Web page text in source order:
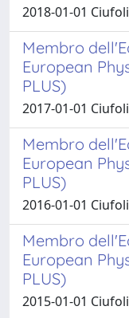
2018-01-01
Membro
European
PLUS)
2017-01-01
Membro
European
PLUS)
2016-01-01
Membro
European
PLUS)
2015-01-01